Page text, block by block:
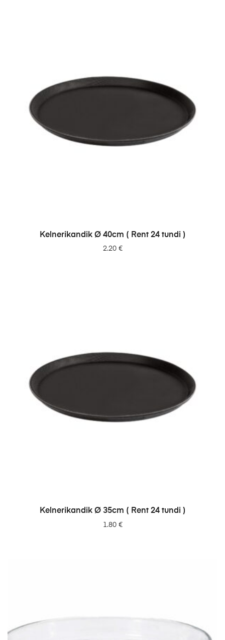
LISA PÄRINGUSSE
Kelnerikandik Ø 40cm ( Rent 24 tundi )
2.20 €
LISA PÄRINGUSSE
Kelnerikandik Ø 35cm ( Rent 24 tundi )
1.80 €